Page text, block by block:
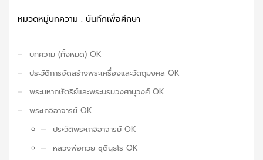
หมวดหมู่บทความ : บันทึกเพื่อศึกษา
บทความ (ทั้งหมด) OK
ประวัติการจัดสร้างพระเครื่องและวัตถุมงคล OK
พระมหากษัตริย์และพระบรมวงศานุวงศ์ OK
พระเกจิอาจารย์ OK
ประวัติพระเกจิอาจารย์ OK
หลวงพ่อกวย ชุตินฺธโร OK